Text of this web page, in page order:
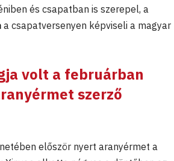
és csapatban is szerepel, a
a csapatversenyen képviseli a magyar
volt a februárban
szerző
először nyert aranyérmet a